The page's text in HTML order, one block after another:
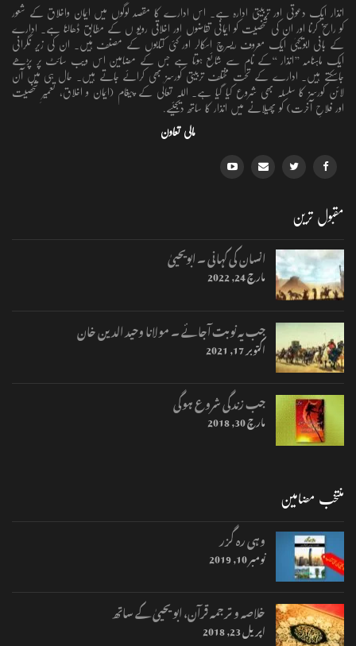
انذار ایک دعوتی اور تربیتی ادارہ ہے۔ اس ادارے کا مقصد لوگوں میں ایمان واخلاق کے شعور
کو راسخ کرنا اور ان کی شخصیت کو ایمانی تقاضوں اور اخلاقی رویو ں کے مطابق ڈھالنا ہے۔ ادارے
کے بانی ابویحییٰ ایک معروف ریسرچ اسکالر اور کئی کتابوں کے مصنف ہیں۔ ان کی زیر نگرانی
ایک ماہنامہ ’’انذار ‘‘کے نام سے شائع ہوتا ہے جس کے مضامین اس ویب سائٹ پر پڑھے
جاسکتے ہیں۔ ادارے کے تحت مختلف تربیتی کورسز بھی کرائے جاتے ہیں۔ حال ہی میں آن
لائن کورسز کا سلسلہ بھی شروع کیا گیا ہے۔ اللہ تعالٰی کے پیغام (ایمان و اخلاق، تعمیرِ شخصیت
اور فلاحِ آخرت) کو پھیلانے میں انذار کا ساتھ دیجئیے.
مالی تعاون
مقبول ترین
انسان کی کہانی ۔ ابویحییٰ
مارچ 24, 2022
جب یہ نوبت آجائے ۔ مولانا وحید الدین خان
اکتوبر 17, 2021
جب زندگی شروع ہوگی
مارچ 30, 2018
منتخب مضامین
وہی رہ گزر
نومبر 10, 2019
خلاصہ و ترجمہ قرآن، ابو یحییٰ کے ساتھ
اپریل 23, 2018